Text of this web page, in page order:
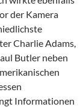
der Kamera
Charlie Adams,
Butler neben
Informationen